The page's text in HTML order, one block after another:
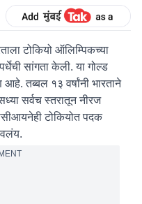
टोकियो ऑलिम्पिकच्या
सांगता केली. या गोल्ड
तब्बल १३ वर्षांनी भारताने
सर्वच स्तरातून नीरज
टोकियोत पदक